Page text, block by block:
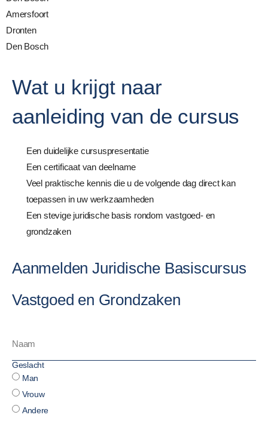
Amersfoort
Dronten
Den Bosch
Wat u krijgt naar
aanleiding van de cursus
Een duidelijke cursuspresentatie
Een certificaat van deelname
Veel praktische kennis die u de volgende dag direct kan
toepassen in uw werkzaamheden
Een stevige juridische basis rondom vastgoed- en
grondzaken
Aanmelden Juridische Basiscursus
Vastgoed en Grondzaken
Geslacht
Man
Vrouw
Andere